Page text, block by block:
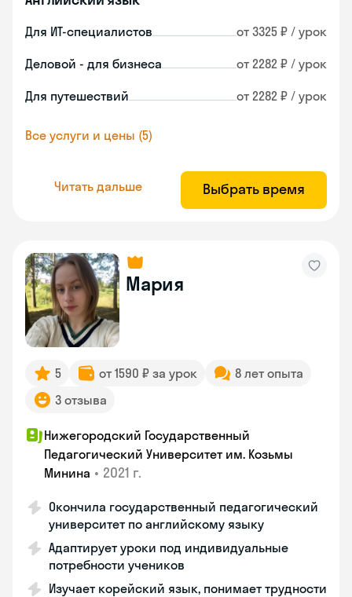
Для ИТ-специалистов от 3325 ₽ / урок
Деловой - для бизнеса от 2282 ₽ / урок
Для путешествий от 2282 ₽ / урок
Все услуги и цены (5)
Читать дальше Выбрать время
Мария
5 от 1590 ₽ за урок
8 лет опыта
3 отзыва
Нижегородский Государственный
Педагогический Университет им. Козьмы
Минина • 2021 г.
Окончила государственный педагогический
университет по английскому языку
Адаптирует уроки под индивидуальные
потребности учеников
Изучает корейский язык, понимает трудности